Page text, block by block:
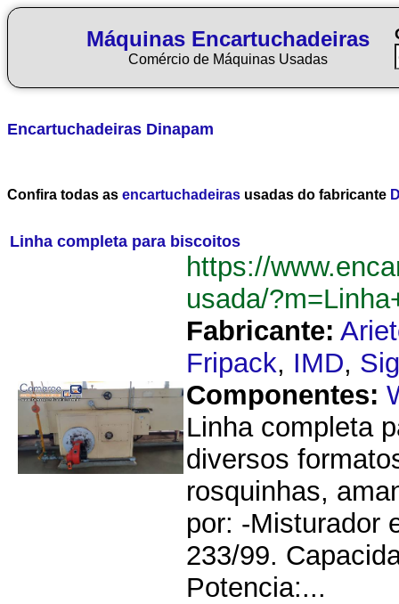
Máquinas Encartuchadeiras
Comércio de Máquinas Usadas
Encartuchadeiras Dinapam
Confira todas as encartuchadeiras usadas do fabricante
Linha completa para biscoitos
https://
usada/
Fabricante:
Fripack, IMD,
Componentes:
Linha completa
diversos
rosquinhas,
por: -Misturador
233/99.
Potencia:...